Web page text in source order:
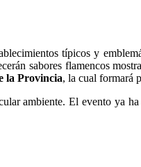
típicos y
sabores flamencos
la Provincia, la cual formará
ambiente. El evento ya